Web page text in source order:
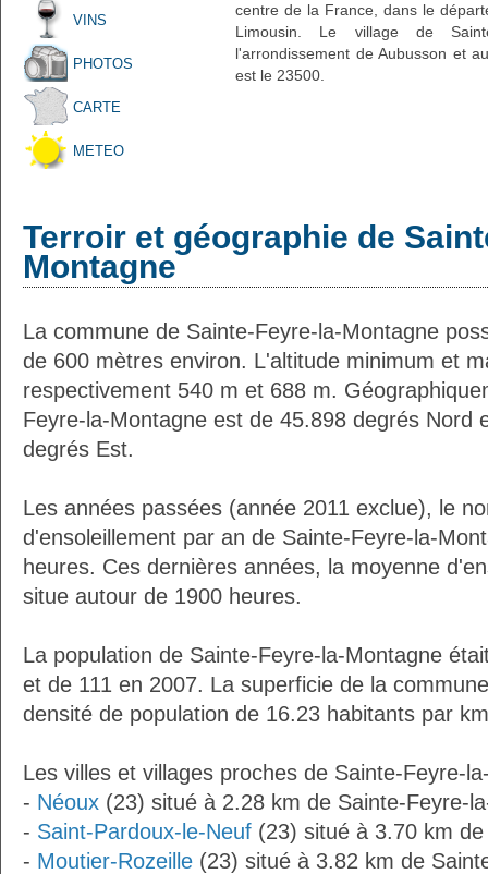
VINS
PHOTOS
CARTE
METEO
centre de la France, dans le
Limousin. Le village de
l'arrondissement de Aubusson et
est le 23500.
Terroir et géographie de
Montagne
La commune de Sainte-Feyre-la-Montagne
de 600 mètres environ. L'altitude minimum et
respectivement 540 m et 688 m.
Feyre-la-Montagne est de 45.898 degrés Nord
degrés Est.
Les années passées (année 2011 exclue), le
d'ensoleillement par an de Sainte-Feyre-la-
heures. Ces dernières années, la moyenne
situe autour de 1900 heures.
La population de Sainte-Feyre-la-Montagne
et de 111 en 2007. La superficie de la
densité de population de 16.23 habitants par
Les villes et villages proches de Sainte-Feyre-
- Néoux (23) situé à 2.28 km de Sainte-Feyre-
- Saint-Pardoux-le-Neuf (23) situé à 3.70 km
- Moutier-Rozeille (23) situé à 3.82 km de